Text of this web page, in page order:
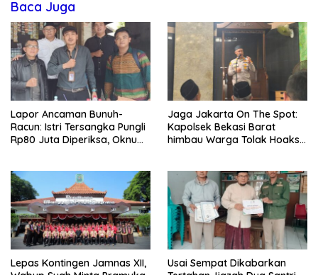
Baca Juga
Lapor Ancaman Bunuh-
Racun: Istri Tersangka Pungli
Rp80 Juta Diperiksa, Oknum
Jaga Jakarta On The Spot:
Kapolsek Bekasi Barat
himbau Warga Tolak Hoaks
Lepas Kontingen Jamnas XII,
Usai Sempat Dikabarkan